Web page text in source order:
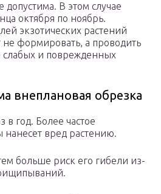
допустима. В этом случае
октября по ноябрь.
экзотических растений
не формировать, а проводить
слабых и поврежденных
внеплановая обрезка
в год. Более частое
вред растению.
больше риск его гибели из-